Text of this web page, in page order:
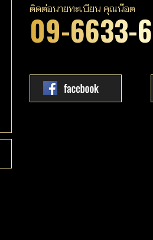
ติดต่อนายทะเบียน คุณน๊อต
09-6633-